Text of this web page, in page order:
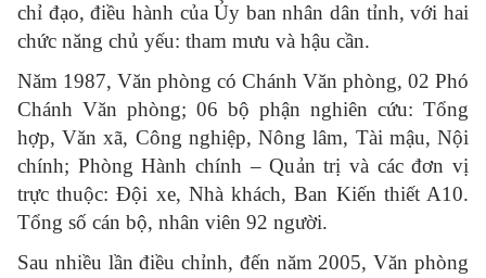
chỉ đạo, điều hành của Ủy ban nhân dân tỉnh, với hai
chức năng chủ yếu: tham mưu và hậu cần.
Năm 1987, Văn phòng có Chánh Văn phòng, 02 Phó
Chánh Văn phòng; 06 bộ phận nghiên cứu: Tổng
hợp, Văn xã, Công nghiệp, Nông lâm, Tài mậu, Nội
chính; Phòng Hành chính – Quản trị và các đơn vị
trực thuộc: Đội xe, Nhà khách, Ban Kiến thiết A10.
Tổng số cán bộ, nhân viên 92 người.
Sau nhiều lần điều chỉnh, đến năm 2005, Văn phòng